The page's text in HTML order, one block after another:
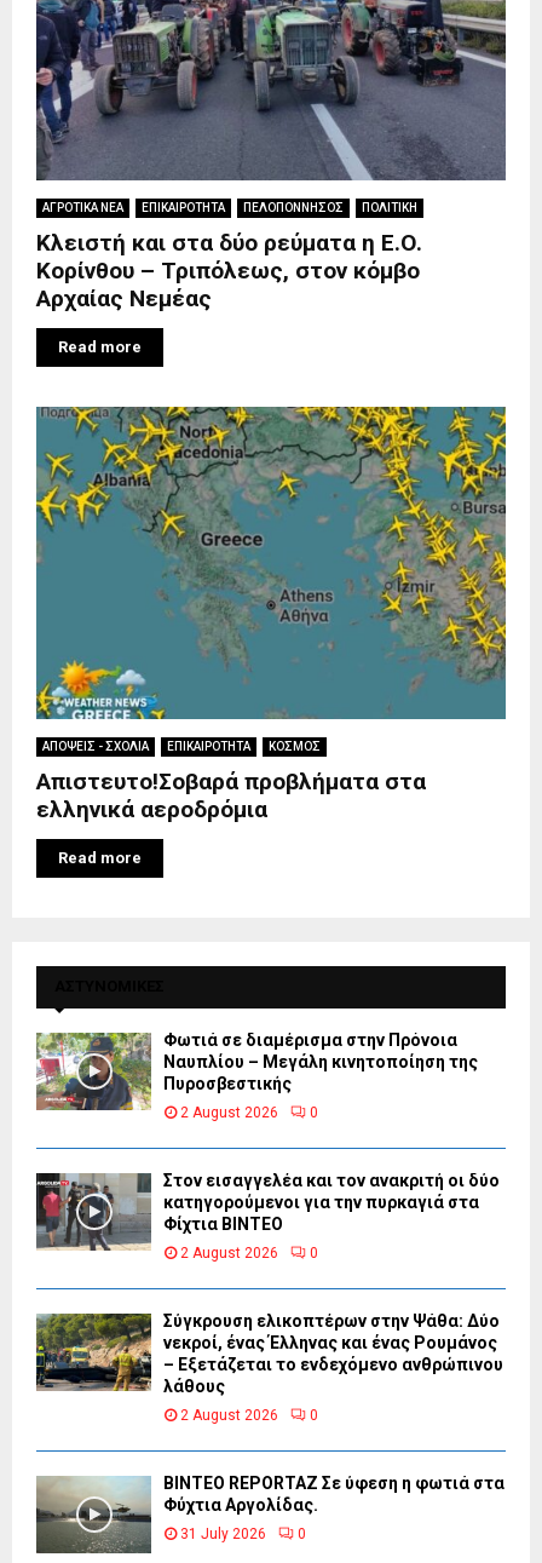
ΑΓΡΟΤΙΚΑ ΝΕΑ ΕΠΙΚΑΙΡΟΤΗΤΑ ΠΕΛΟΠΟΝΝΗΣΟΣ ΠΟΛΙΤΙΚΗ
Κλειστή και στα δύο ρεύματα η Ε.Ο.
Κορίνθου – Τριπόλεως, στον κόμβο
Αρχαίας Νεμέας
Read more
ΑΠΟΨΕΙΣ - ΣΧΟΛΙΑ ΕΠΙΚΑΙΡΟΤΗΤΑ ΚΟΣΜΟΣ
Απιστευτο!Σοβαρά προβλήματα στα
ελληνικά αεροδρόμια
Read more
Φωτιά σε διαμέρισμα στην Πρόνοια
Ναυπλίου – Μεγάλη κινητοποίηση της
Πυροσβεστικής
2 August 2026 0
Στον εισαγγελέα και τον ανακριτή οι δύο
κατηγορούμενοι για την πυρκαγιά στα
Φίχτια ΒΙΝΤΕΟ
2 August 2026 0
Σύγκρουση ελικοπτέρων στην Ψάθα: Δύο
νεκροί, ένας Έλληνας και ένας Ρουμάνος
– Εξετάζεται το ενδεχόμενο ανθρώπινου
λάθους
2 August 2026 0
BINTEO REPORTAZ Σε ύφεση η φωτιά στα
Φύχτια Αργολίδας.
31 July 2026 0